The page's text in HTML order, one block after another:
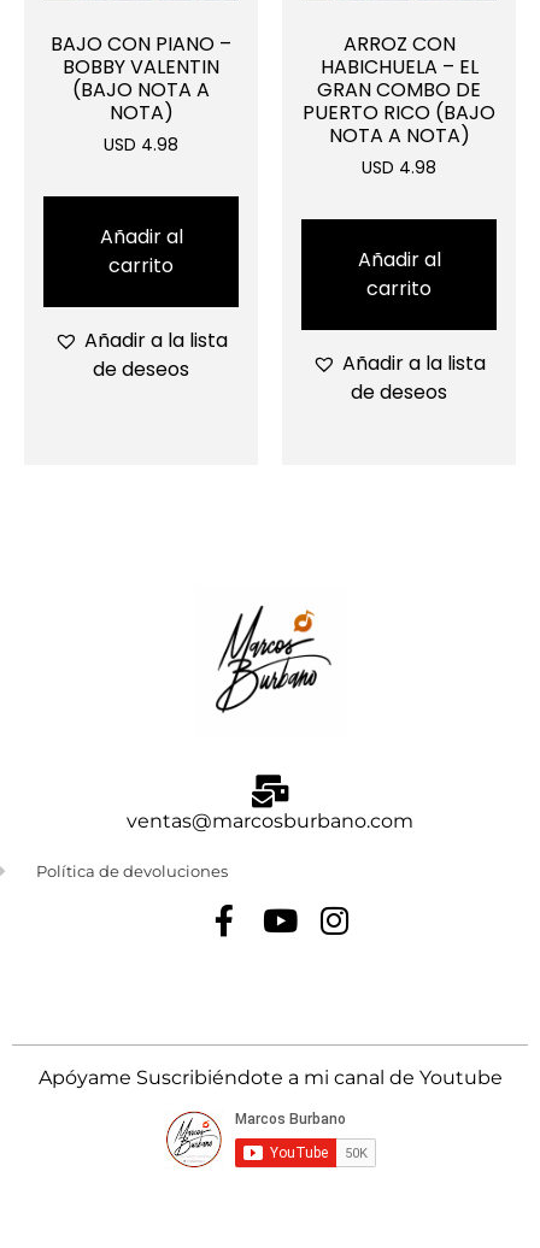
BAJO CON PIANO –
BOBBY VALENTIN
(BAJO NOTA A
NOTA)
USD 4.98
Añadir al
carrito
Añadir a la lista
de deseos
ARROZ CON
HABICHUELA – EL
GRAN COMBO DE
PUERTO RICO (BAJO
NOTA A NOTA)
USD 4.98
Añadir al
carrito
Añadir a la lista
de deseos
ventas@marcosburbano.com
Política de devoluciones
Apóyame Suscribiéndote a mi canal de Youtube